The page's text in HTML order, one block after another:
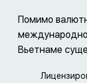
Помимо
Вьетнаме